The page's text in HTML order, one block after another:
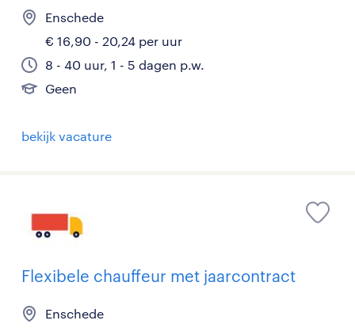
Enschede
€ 16,90 - 20,24 per uur
8 - 40 uur, 1 - 5 dagen p.w.
Geen
bekijk vacature
Flexibele chauffeur met jaarcontract
Enschede